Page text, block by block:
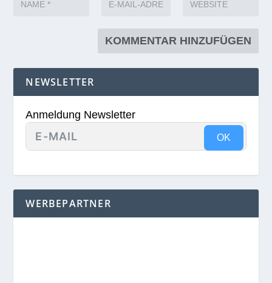
NEWSLETTER
Anmeldung Newsletter
OK
WERBEPARTNER